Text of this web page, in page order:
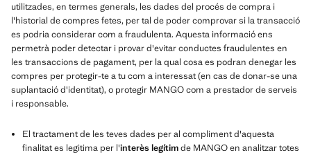
utilitzades, en termes generals, les dades del procés de compra i
l'historial de compres fetes, per tal de poder comprovar si la transacció
es podria considerar com a fraudulenta. Aquesta informació ens
permetrà poder detectar i provar d'evitar conductes fraudulentes en
les transaccions de pagament, per la qual cosa es podran denegar les
compres per protegir-te a tu com a interessat (en cas de donar-se una
suplantació d'identitat), o protegir MANGO com a prestador de serveis
i responsable.
El tractament de les teves dades per al compliment d'aquesta
finalitat es legitima per l'interès legítimde MANGO en analitzar totes